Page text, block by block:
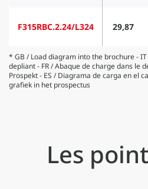
F315RBC.2.24/L324 29,87
* GB / Load diagram into the brochure -
depliant - FR / Abaque de charge dans le
Prospekt - ES / Diagrama de carga en el
grafiek in het prospectus
Les